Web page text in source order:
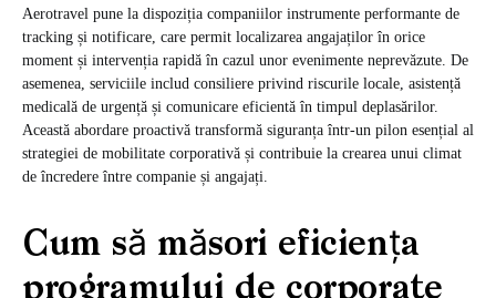
Aerotravel pune la dispoziția companiilor instrumente performante de
tracking și notificare, care permit localizarea angajaților în orice
moment și intervenția rapidă în cazul unor evenimente neprevăzute. De
asemenea, serviciile includ consiliere privind riscurile locale, asistență
medicală de urgență și comunicare eficientă în timpul deplasărilor.
Această abordare proactivă transformă siguranța într-un pilon esențial al
strategiei de mobilitate corporativă și contribuie la crearea unui climat
de încredere între companie și angajați.
Cum să măsori eficiența
programului de corporate